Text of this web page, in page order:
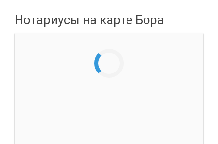
Нотариусы на карте Бора